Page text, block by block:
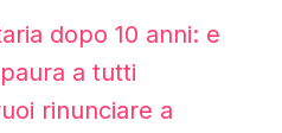
dopo 10 anni: e
a tutti
rinunciare a